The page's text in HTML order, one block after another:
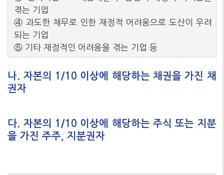
겪는 기업
④ 과도한 채무로 인한 재정적 어려움으로 도산이 우려
되는 기업
⑤ 기타 재정적인 어려움을 겪는 기업 등
나. 자본의 1/10 이상에 해당하는 채권을 가진 채
권자
다. 자본의 1/10 이상에 해당하는 주식 또는 지분
을 가진 주주, 지분권자